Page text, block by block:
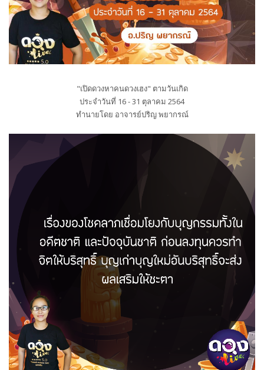
"เปิดดวงหาคนดวงเฮง" ตามวันเกิด
ประจำวันที่ 16 - 31 ตุลาคม 2564
ทำนายโดย อาจารย์ปริญ พยากรณ์